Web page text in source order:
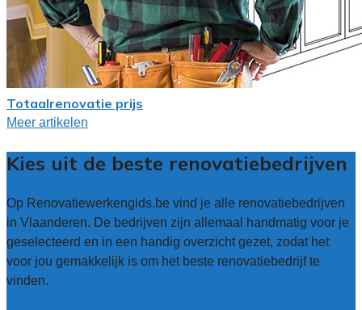
Totaalrenovatie prijs
Meer artikelen
Kies uit de beste renovatiebedrijven
Op Renovatiewerkengids.be vind je alle renovatiebedrijven
in Vlaanderen. De bedrijven zijn allemaal handmatig voor je
geselecteerd en in een handig overzicht gezet, zodat het
voor jou gemakkelijk is om het beste renovatiebedrijf te
vinden.